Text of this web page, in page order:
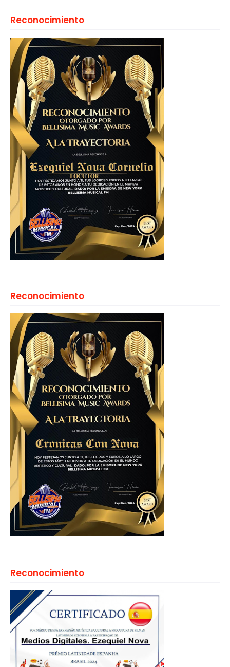
Reconocimiento
Reconocimiento
Reconocimiento